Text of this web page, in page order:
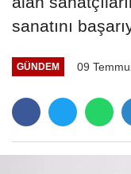
sanatını
GÜNDEM 09